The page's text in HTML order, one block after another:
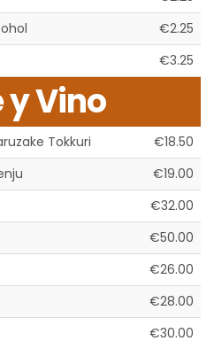
€2.25
€3.25
y Vino
Tokkuri
€18.50
€19.00
€32.00
€50.00
€26.00
€28.00
€30.00